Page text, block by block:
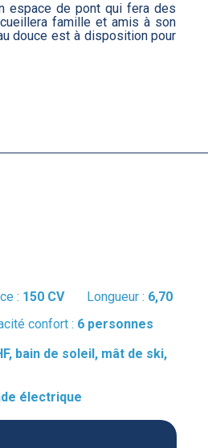
espace de pont qui fera des
famille et amis à son
douce est à disposition pour
: 150 CV Longueur : 6,70
confort : 6 personnes
bain de soleil, mât de ski,
électrique